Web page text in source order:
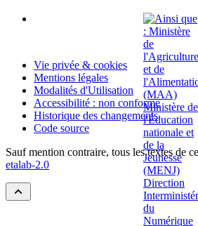
Vie privée & cookies
Mentions légales
Modalités d'Utilisation
Accessibilité : non conforme
Historique des changements
Code source
Sauf mention contraire, tous les textes de
etalab-2.0